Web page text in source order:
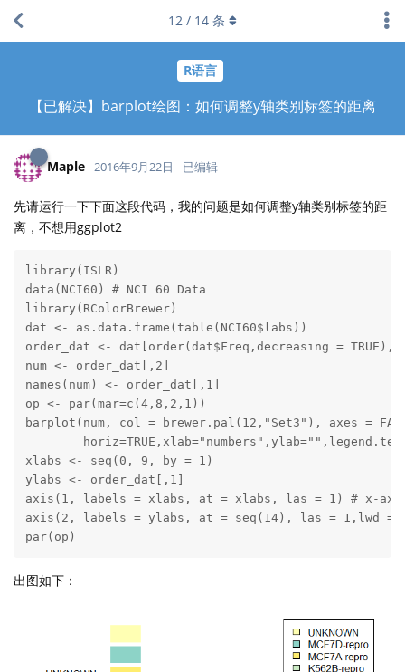
R语言
【已解决】barplot绘图：如何调整y轴类别标签的距离
12 / 14 条
Maple 2016年9月22日 已编辑
先请运行一下下面这段代码，我的问题是如何调整y轴类别标签的距
离，不想用ggplot2
library(ISLR)
data(NCI60) # NCI 60 Data
library(RColorBrewer)
dat <- as.data.frame(table(NCI60$labs))
order_dat <- dat[order(dat$Freq,decreasing = TRUE),]
num <- order_dat[,2]
names(num) <- order_dat[,1]
op <- par(mar=c(4,8,2,1))
barplot(num, col = brewer.pal(12,"Set3"), axes =
xlabs <- seq(0, 9, by = 1)
ylabs <- order_dat[,1]
axis(1, labels = xlabs, at = xlabs, las = 1) # x-
axis(2, labels = ylabs, at = seq(14), las = 1,lwd
par(op)
出图如下：